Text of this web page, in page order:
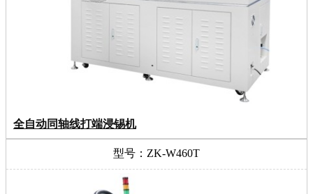
全自动同轴线打端浸锡机
型号：ZK-W460T